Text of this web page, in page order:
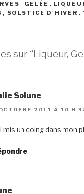
, GELÉE ,
, SOLSTICE D'HIVER ,
sur “Liqueur,
Solune
2011 À 10 H
mis un coing dans mon